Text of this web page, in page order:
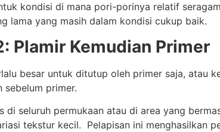
kondisi di mana pori-porinya relatif
lama yang masih dalam kondisi cukup baik.
Plamir Kemudian Primer
besar untuk ditutup oleh primer saja, atau
sebelum primer.
di seluruh permukaan atau di area yang
tekstur kecil. Pelapisan ini menghasilkan